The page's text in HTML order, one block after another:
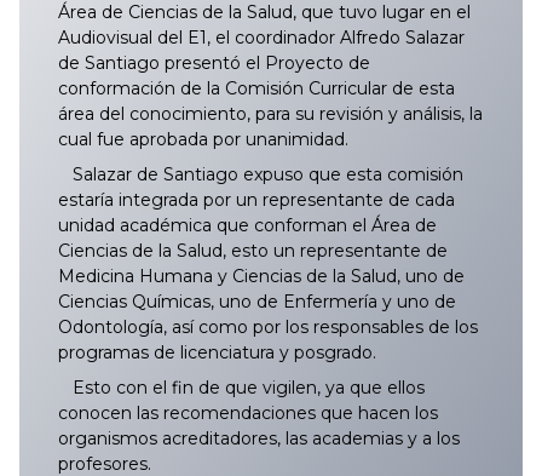
Área de Ciencias de la Salud, que tuvo lugar en el
Audiovisual del E1, el coordinador Alfredo Salazar
de Santiago presentó el Proyecto de
conformación de la Comisión Curricular de esta
área del conocimiento, para su revisión y análisis, la
cual fue aprobada por unanimidad.
Salazar de Santiago expuso que esta comisión
estaría integrada por un representante de cada
unidad académica que conforman el Área de
Ciencias de la Salud, esto un representante de
Medicina Humana y Ciencias de la Salud, uno de
Ciencias Químicas, uno de Enfermería y uno de
Odontología, así como por los responsables de los
programas de licenciatura y posgrado.
Esto con el fin de que vigilen, ya que ellos
conocen las recomendaciones que hacen los
organismos acreditadores, las academias y a los
profesores.